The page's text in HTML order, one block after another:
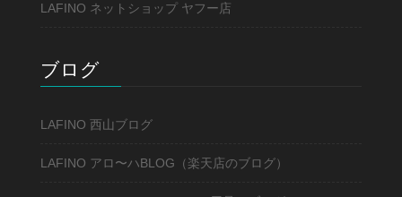
LAFINO ネットショップ ヤフー店
ブログ
LAFINO 西山ブログ
LAFINO アロ〜ハBLOG（楽天店のブログ）